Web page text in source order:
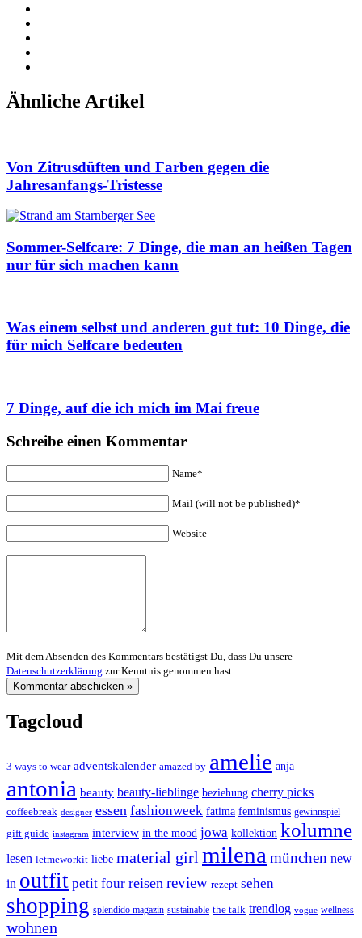
Ähnliche Artikel
Von Zitrusdüften und Farben gegen die
Jahresanfangs-Tristesse
Sommer-Selfcare: 7 Dinge, die man an heißen Tagen
nur für sich machen kann
Was einem selbst und anderen gut tut: 10 Dinge, die
für mich Selfcare bedeuten
7 Dinge, auf die ich mich im Mai freue
Schreibe einen Kommentar
Name*
Mail (will not be published)*
Website
Mit dem Absenden des Kommentars bestätigst Du, dass Du unsere
Datenschutzerklärung zur Kenntnis genommen hast.
Tagcloud
3 ways to wear adventskalender amazed by amelie anja
antonia beauty beauty-lieblinge beziehung cherry picks
coffeebreak designer essen fashionweek fatima feminismus gewinnspiel
gift guide instagram interview in the mood jowa kollektion kolumne
lesen letmeworkit liebe material girl milena münchen new
in outfit petit four reisen review rezept sehen
shopping splendido magazin sustainable the talk trendlog vogue wellness
wohnen